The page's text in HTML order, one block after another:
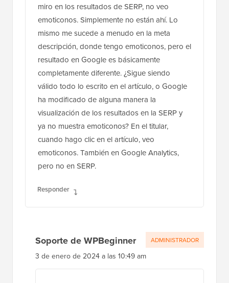
miro en los resultados de SERP, no veo
emoticonos. Simplemente no están ahí. Lo
mismo me sucede a menudo en la meta
descripción, donde tengo emoticonos, pero el
resultado en Google es básicamente
completamente diferente. ¿Sigue siendo
válido todo lo escrito en el artículo, o Google
ha modificado de alguna manera la
visualización de los resultados en la SERP y
ya no muestra emoticonos? En el titular,
cuando hago clic en el artículo, veo
emoticonos. También en Google Analytics,
pero no en SERP.
Responder
Soporte de WPBeginner
3 de enero de 2024 a las 10:49 am
ADMINISTRADOR